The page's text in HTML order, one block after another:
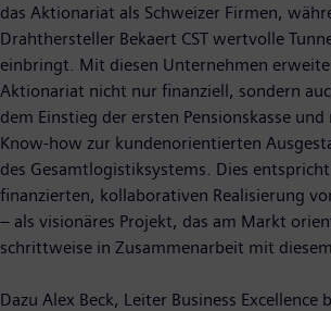
das Aktionariat als Schweizer Firmen,
Drahthersteller Bekaert CST wertvolle
einbringt. Mit diesen Unternehmen
Aktionariat nicht nur finanziell, sondern
dem Einstieg der ersten Pensionskasse
Know-how zur kundenorientierten
des Gesamtlogistiksystems. Dies
finanzierten, kollaborativen Realisierung
– als visionäres Projekt, das am Markt
schrittweise in Zusammenarbeit mit
Dazu Alex Beck, Leiter Business Excellence